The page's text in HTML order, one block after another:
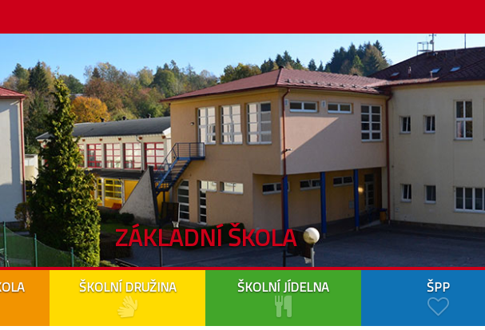
ZÁKLADNÍ ŠKOLA
ŠKOLNÍ DRUŽINA ŠKOLNÍ JÍDELNA ŠPP